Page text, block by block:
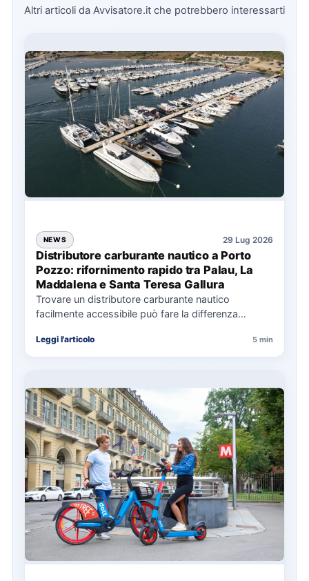
Altri articoli da Avvisatore.it che potrebbero interessarti
NEWS 29 Lug 2026
Distributore carburante nautico a Porto
Pozzo: rifornimento rapido tra Palau, La
Maddalena e Santa Teresa Gallura
Trovare un distributore carburante nautico
facilmente accessibile può fare la differenza
soprattutto…
Leggi l'articolo 5 min